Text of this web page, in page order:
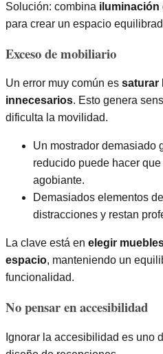
Solución: combina iluminación
para crear un espacio
Exceso de mobiliario
Un error muy común es saturar
innecesarios. Esto genera
dificulta la movilidad.
Un mostrador demasiado
reducido puede hacer
agobiante.
Demasiados elementos
distracciones y restan
La clave está en elegir
espacio, manteniendo un
funcionalidad.
No pensar en accesibilidad
Ignorar la accesibilidad es uno